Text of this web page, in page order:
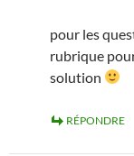
pour les
rubrique
solution
RÉPONDRE